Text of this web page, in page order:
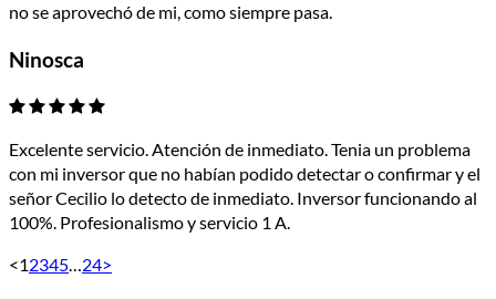
no se aprovechó de mi, como siempre pasa.
Ninosca
Excelente servicio. Atención de inmediato. Tenia un problema
con mi inversor que no habían podido detectar o confirmar y el
señor Cecilio lo detecto de inmediato. Inversor funcionando al
100%. Profesionalismo y servicio 1 A.
<12345 24>